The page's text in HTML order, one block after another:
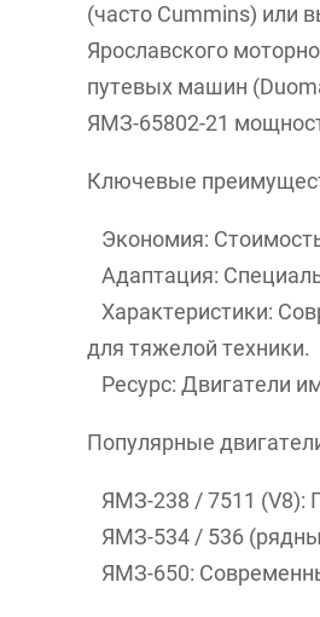
(часто Cummins) или
Ярославского
путевых машин
ЯМЗ-65802-21
Ключевые
Экономия:
Адаптация:
Характеристики:
для тяжелой техники.
Ресурс: Двигатели
Популярные
ЯМЗ-238 / 7511 (V8):
ЯМЗ-534 / 536
ЯМЗ-650: